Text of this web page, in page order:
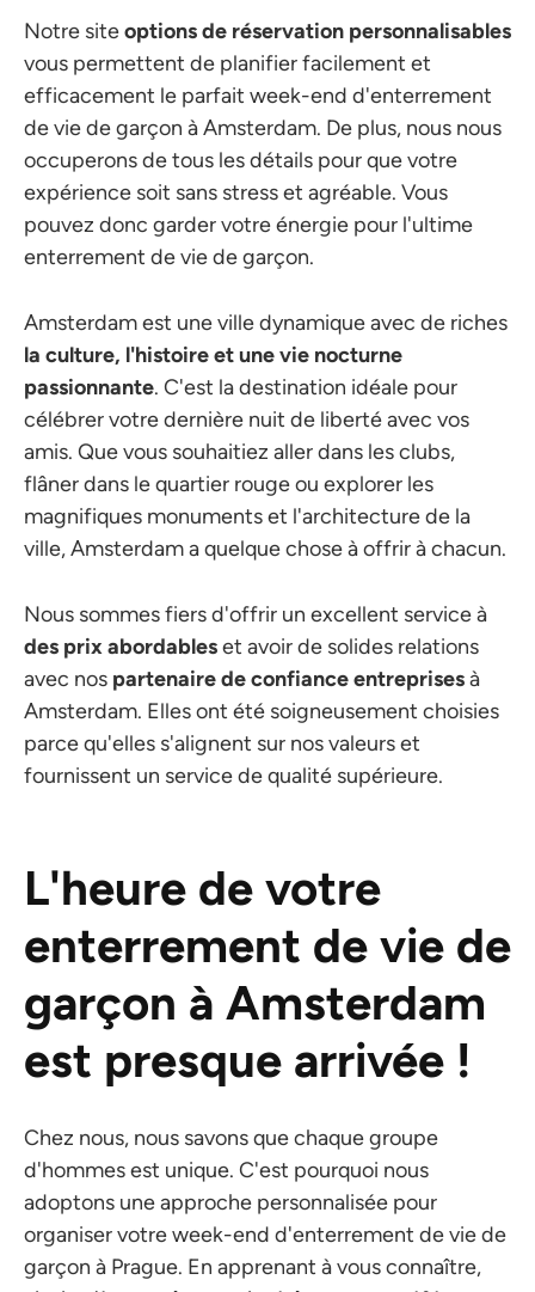
Notre siteoptions de réservation personnalisables
vous permettent de planifier facilement et
efficacement le parfait week-end d'enterrement
de vie de garçon à Amsterdam. De plus, nous nous
occuperons de tous les détails pour que votre
expérience soit sans stress et agréable. Vous
pouvez donc garder votre énergie pour l'ultime
enterrement de vie de garçon.
Amsterdam est une ville dynamique avec de riches
la culture, l'histoire et une vie nocturne
passionnante. C'est la destination idéale pour
célébrer votre dernière nuit de liberté avec vos
amis. Que vous souhaitiez aller dans les clubs,
flâner dans le quartier rouge ou explorer les
magnifiques monuments et l'architecture de la
ville, Amsterdam a quelque chose à offrir à chacun.
Nous sommes fiers d'offrir un excellent service à
des prix abordableset avoir de solides relations
avec nos partenaire de confianceentreprisesà
Amsterdam. Elles ont été soigneusement choisies
parce qu'elles s'alignent sur nos valeurs et
fournissent un service de qualité supérieure.
L'heure de votre
enterrement de vie de
garçon à Amsterdam
est presque arrivée !
Chez nous, nous savons que chaque groupe
d'hommes est unique. C'est pourquoi nous
adoptons une approche personnalisée pour
organiser votre week-end d'enterrement de vie de
garçon à Prague. En apprenant à vous connaître,